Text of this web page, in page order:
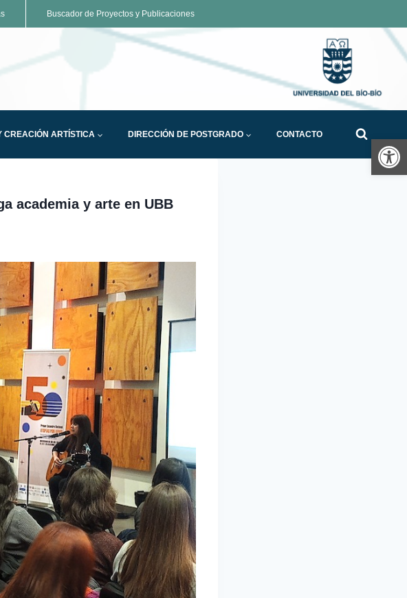
Buscador de Proyectos y Publicaciones
CREACIÓN ARTÍSTICA DIRECCIÓN DE POSTGRADO CONTACTO
academia y arte en UBB